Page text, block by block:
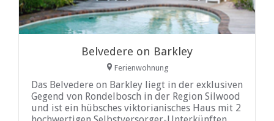
Belvedere on Barkley
Ferienwohnung
Das Belvedere on Barkley liegt in der exklusiven
Gegend von Rondelbosch in der Region Silwood
und ist ein hübsches viktorianisches Haus mit 2